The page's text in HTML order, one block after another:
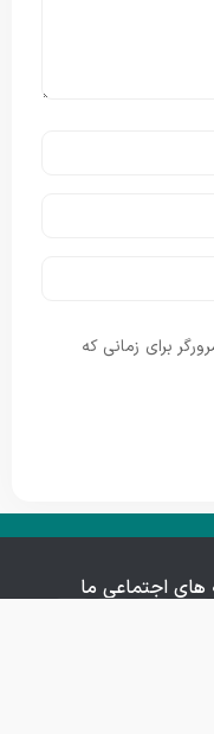
برای زمانی که
های اجتماعی ما